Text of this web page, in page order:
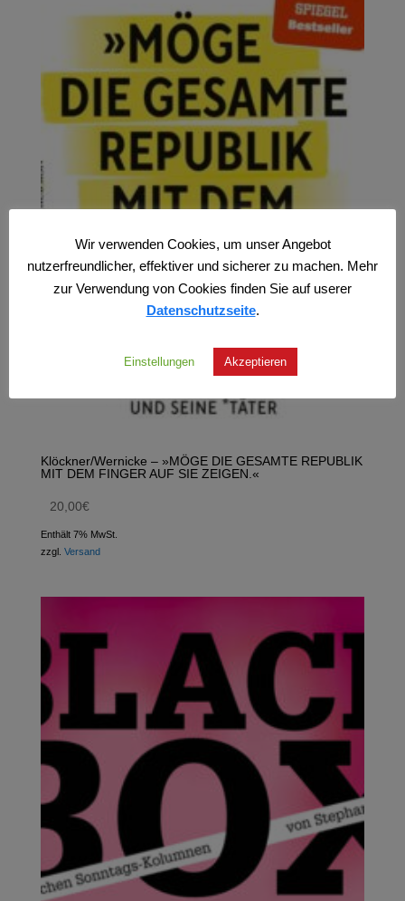
Klöckner/Wernicke – »MÖGE DIE GESAMTE REPUBLIK
MIT DEM FINGER AUF SIE ZEIGEN.«
20,00€
Enthält 7% MwSt.
zzgl. Versand
Wir verwenden Cookies, um unser Angebot
nutzerfreundlicher, effektiver und sicherer zu machen. Mehr
zur Verwendung von Cookies finden Sie auf userer
Datenschutzseite.
Einstellungen Akzeptieren